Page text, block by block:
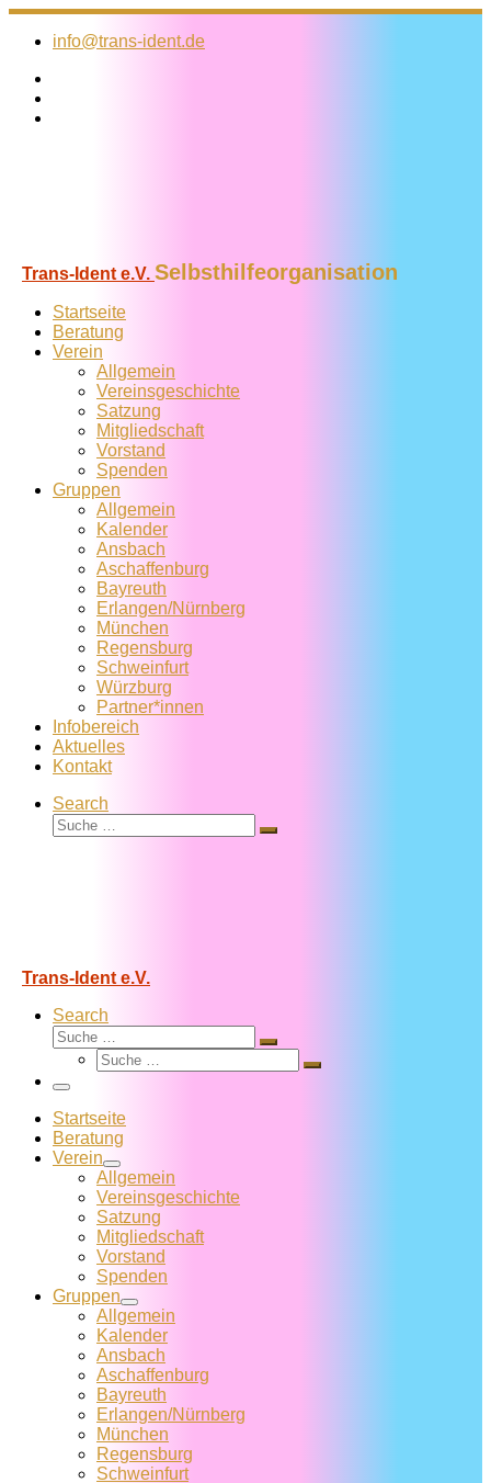
Zum
Inhalt
info@trans-ident.de
Trans-Ident e.V. Selbsthilfeorganisation
Startseite
Beratung
Verein
Allgemein
Vereins­geschichte
Satzung
Mitglied­schaft
Vorstand
Spenden
Gruppen
Allgemein
Kalender
Ansbach
Aschaffenburg
Bayreuth
Erlangen/Nürnberg
München
Regensburg
Schweinfurt
Würzburg
Partner*innen
Infobereich
Aktuelles
Kontakt
Search
Suche
Suche
Trans-Ident e.V.
Search
Suche
Suche
Suche
Suche
Menü
Startseite
Beratung
Verein
Allgemein
Vereins­geschichte
Satzung
Mitglied­schaft
Vorstand
Spenden
Gruppen
Allgemein
Kalender
Ansbach
Aschaffenburg
Bayreuth
Erlangen/Nürnberg
München
Regensburg
Schweinfurt